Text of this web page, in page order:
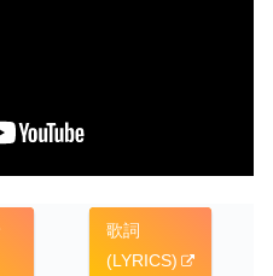
歌詞
(LYRICS)